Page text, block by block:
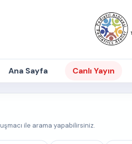
Ana Sayfa Canlı Yayın
ile arama yapabilirsiniz.